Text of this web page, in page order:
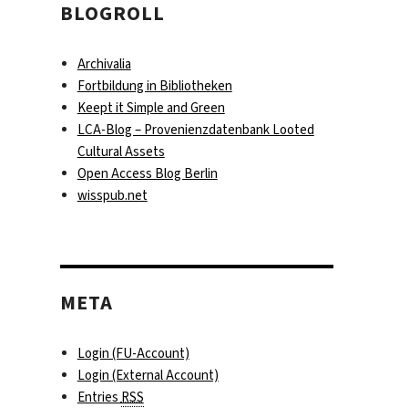
BLOGROLL
Archivalia
Fortbildung in Bibliotheken
Keept it Simple and Green
LCA-Blog – Provenienzdatenbank Looted
Cultural Assets
Open Access Blog Berlin
wisspub.net
META
Login (FU-Account)
Login (External Account)
EntriesRSS